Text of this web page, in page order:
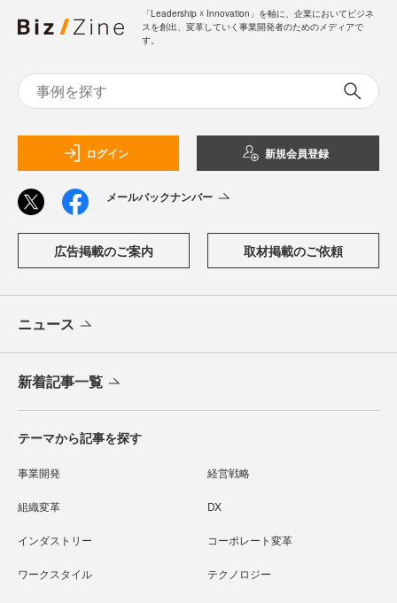
「Leadership ☓ Innovation」を軸に、企業においてビジネ
スを創出、変革していく事業開発者のためのメディアで
す。
ログイン 新規会員登録
メールバックナンバー
広告掲載のご案内 取材掲載のご依頼
ニュース
新着記事一覧
テーマから記事を探す
事業開発 経営戦略
組織変革 DX
インダストリー コーポレート変革
ワークスタイル テクノロジー